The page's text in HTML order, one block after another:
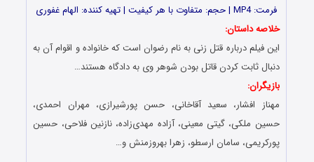
فرمت: MP4 | حجم: متفاوت با هر کیفیت | تهیه کننده: الهام غفوری
خلاصه داستان:
این فیلم درباره قتل زنی به نام رضوان است که خانواده و اقوام آن به
دنبال ثابت کردن قاتل بودن شوهر وی به دادگاه هستند…
بازیگران:
مهناز افشار، سعید آقاخانی، حسن پورشیرازی، مهران احمدی،
حسین ملکی، گیتی معینی، آزاده مهدی‌زاده، نازنین فلاحی، حسین
پورکریمی، سامان ارسطو، زهرا بهروزمنش و…